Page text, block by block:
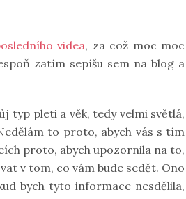
videa, za což moc moc
zatím sepíšu sem na blog a
typ pleti a věk, tedy velmi světlá,
to proto, abych vás s tím
proto, abych upozornila na to,
v tom, co vám bude sedět. Ono
bych tyto informace nesdělila,